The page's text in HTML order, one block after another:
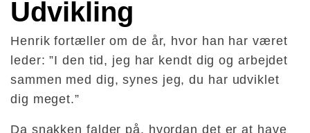
Udvikling
Henrik fortæller om de år, hvor han har været
leder: ”I den tid, jeg har kendt dig og arbejdet
sammen med dig, synes jeg, du har udviklet
dig meget.”
Da snakken falder på, hvordan det er at have